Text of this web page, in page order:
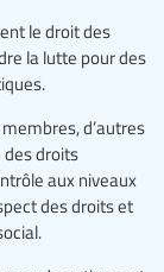
le droit des
la lutte pour des
d’autres
droits
aux niveaux
des droits et